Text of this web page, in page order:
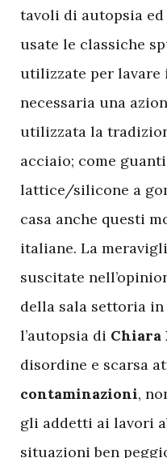
tavoli di autopsia ed
usate le classiche
utilizzate per lavare
necessaria una
utilizzata la
acciaio; come
lattice/silicone a
casa anche questi
italiane. La
suscitate
della sala settoria
l’autopsia di Chiara
disordine e scarsa
contaminazioni,
gli addetti ai lavori
situazioni ben